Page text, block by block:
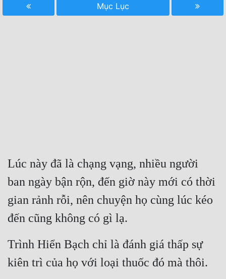
Hoàn Thành
Xa Lộ Dịch
Cung Đấu
Cổ Tiên Hiệp
Cổ Đại
Mục Lục
Lúc này đã là chạng vạng, nhiều người
ban ngày bận rộn, đến giờ này mới có thời
gian rảnh rỗi, nên chuyện họ cùng lúc kéo
đến cũng không có gì lạ.
Trình Hiển Bạch chỉ là đánh giá thấp sự
kiên trì của họ với loại thuốc đó mà thôi.